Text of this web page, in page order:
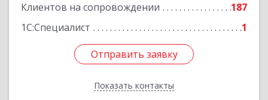
Клиентов на сопровождении
187
1С:Специалист
1
Отправить заявку
Показать контакты
Отправить заявку
Назад